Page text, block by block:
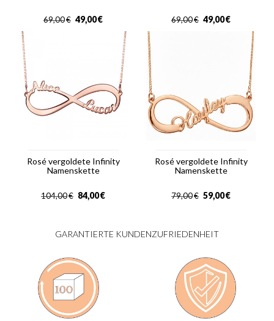
€
69,00 €
49,00 €
69,00 €
49,00
Rosé vergoldete Infinity
Namenskette
€
104,00 €
84,00
Rosé vergoldete Infinity
Namenskette
€
79,00 €
59,00
GARANTIERTE KUNDENZUFRIEDENHEIT